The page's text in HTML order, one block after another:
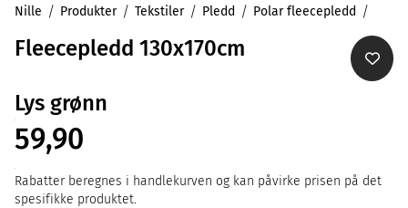
Nille Produkter Tekstiler Pledd Polar fleecepledd
Fleecepledd 130x170cm
Lys grønn
59,90
Rabatter beregnes i handlekurven og kan påvirke prisen på det
spesifikke produktet.